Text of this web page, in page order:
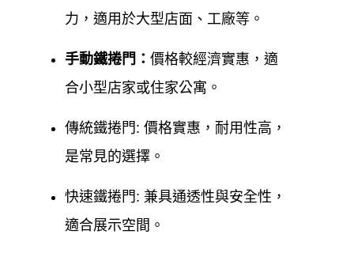
力，適用於大型店面、工廠等。
手動鐵捲門： 價格較經濟實惠，適
合小型店家或住家公寓。
傳統鐵捲門: 價格實惠，耐用性高，
是常見的選擇。
快速鐵捲門: 兼具通透性與安全性，
適合展示空間。